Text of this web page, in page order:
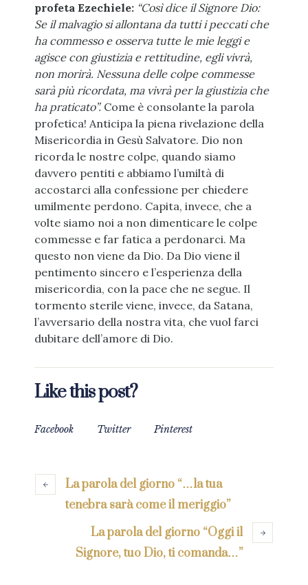
profeta Ezechiele: “Così dice il Signore Dio:
Se il malvagio si allontana da tutti i peccati che
ha commesso e osserva tutte le mie leggi e
agisce con giustizia e rettitudine, egli vivrà,
non morirà. Nessuna delle colpe commesse
sarà più ricordata, ma vivrà per la giustizia che
ha praticato”. Come è consolante la parola
profetica! Anticipa la piena rivelazione della
Misericordia in Gesù Salvatore. Dio non
ricorda le nostre colpe, quando siamo
davvero pentiti e abbiamo l’umiltà di
accostarci alla confessione per chiedere
umilmente perdono. Capita, invece, che a
volte siamo noi a non dimenticare le colpe
commesse e far fatica a perdonarci. Ma
questo non viene da Dio. Da Dio viene il
pentimento sincero e l’esperienza della
misericordia, con la pace che ne segue. Il
tormento sterile viene, invece, da Satana,
l’avversario della nostra vita, che vuol farci
dubitare dell’amore di Dio.
Like this post?
Facebook Twitter Pinterest
La parola del giorno “…la tua
tenebra sarà come il meriggio”
La parola del giorno “Oggi il
Signore, tuo Dio, ti comanda…”